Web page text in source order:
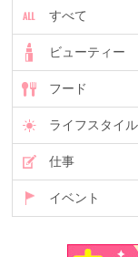
すべて
ビューティー
フード
ライフスタイル
仕事
イベント